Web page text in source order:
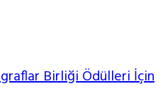
Birliği Ödülleri İçin